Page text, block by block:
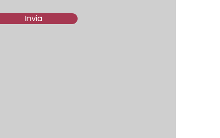
Invia